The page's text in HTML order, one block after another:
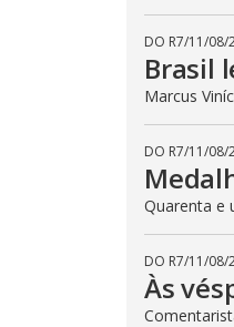
DO R7/11/08/
Brasil
Marcus
DO R7/11/08/
Quarenta e
DO R7/11/08/
Às